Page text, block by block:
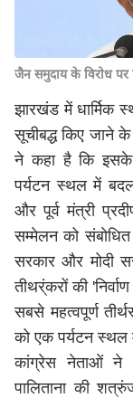
जैन समुदाय के विरोध पर
झारखंड में धार्मिक
सूचीबद्ध किए जाने
ने कहा है कि इसके
पर्यटन स्थल में
और पूर्व मंत्री
सम्मेलन को
सरकार और मोदी
तीथर्ंकरों की
सबसे महत्वपूर्ण
को एक पर्यटन
कांग्रेस नेताओं ने
पालिताना की